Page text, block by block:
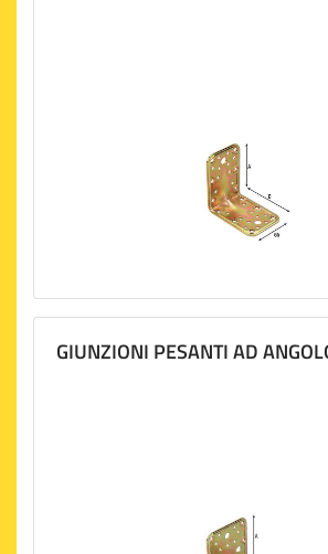
GIUNZIONI PESANTI AD